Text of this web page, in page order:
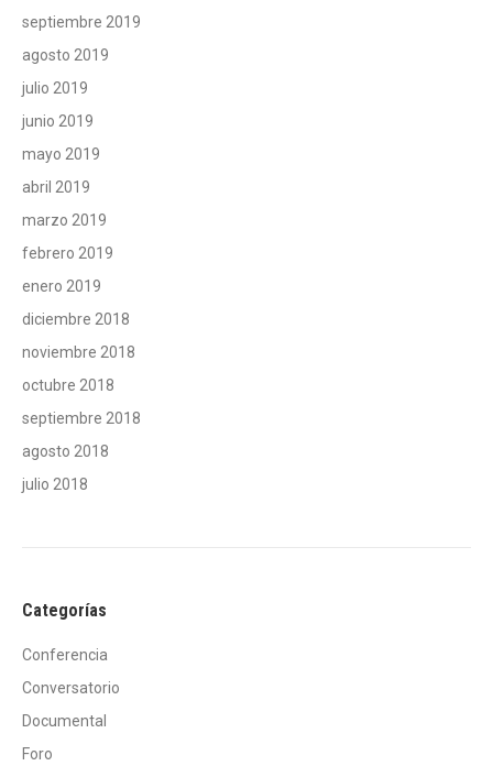
septiembre 2019
agosto 2019
julio 2019
junio 2019
mayo 2019
abril 2019
marzo 2019
febrero 2019
enero 2019
diciembre 2018
noviembre 2018
octubre 2018
septiembre 2018
agosto 2018
julio 2018
Categorías
Conferencia
Conversatorio
Documental
Foro